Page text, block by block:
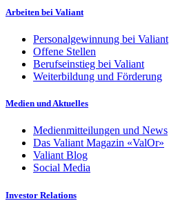
Arbeiten bei Valiant
Personalgewinnung bei Valiant
Offene Stellen
Berufseinstieg bei Valiant
Weiterbildung und Förderung
Medien und Aktuelles
Medienmitteilungen und News
Das Valiant Magazin «ValOr»
Valiant Blog
Social Media
Investor Relations